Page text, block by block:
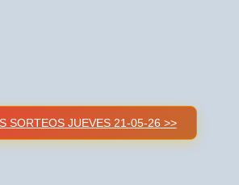
SORTEOS JUEVES 21-05-26 >>